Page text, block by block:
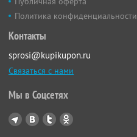
Политика конфиденциальности
Контакты
sprosi@kupikupon.ru
Связаться с нами
Мы в Соцсетях